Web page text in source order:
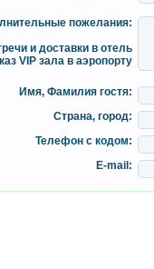
пожелания:
и доставки в отель
VIP зала в аэропорту
Имя, Фамилия гостя:
Страна, город:
Телефон с кодом:
E-mail: